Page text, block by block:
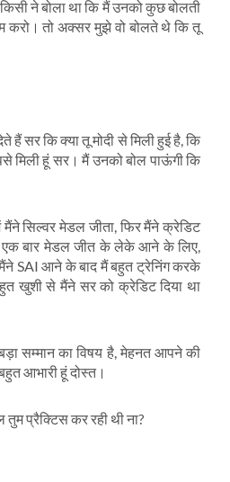
ने बोला था कि मैं उनको कुछ बोलती
करो। तो अक्सर मुझे वो बोलते थे कि तू
हैं सर कि क्या तू मोदी से मिली हुई है, कि
मिली हूं सर। मैं उनको बोल पाऊंगी कि
सिल्वर मेडल जीता, फिर मैंने क्रेडिट
एक बार मेडल जीत के लेके आने के लिए,
SAI आने के बाद मैं बहुत ट्रेनिंग करके
खुशी से मैंने सर को क्रेडिट दिया था
सम्मान का विषय है, मेहनत आपने की
आभारी हूं दोस्त।
तुम प्रैक्टिस कर रही थी ना?